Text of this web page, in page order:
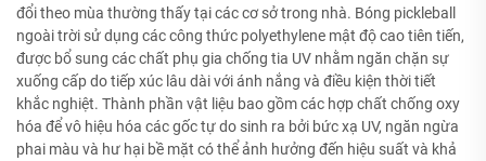
đổi theo mùa thường thấy tại các cơ sở trong nhà. Bóng pickleball
ngoài trời sử dụng các công thức polyethylene mật độ cao tiên tiến,
được bổ sung các chất phụ gia chống tia UV nhằm ngăn chặn sự
xuống cấp do tiếp xúc lâu dài với ánh nắng và điều kiện thời tiết
khắc nghiệt. Thành phần vật liệu bao gồm các hợp chất chống oxy
hóa để vô hiệu hóa các gốc tự do sinh ra bởi bức xạ UV, ngăn ngừa
phai màu và hư hại bề mặt có thể ảnh hưởng đến hiệu suất và khả